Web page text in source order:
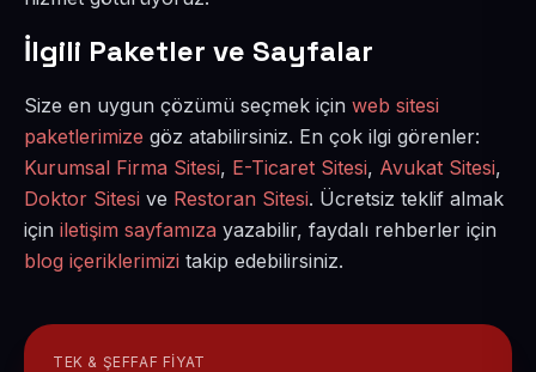
İlgili Paketler ve Sayfalar
Size en uygun çözümü seçmek için web sitesi
paketlerimize göz atabilirsiniz. En çok ilgi görenler:
Kurumsal Firma Sitesi, E-Ticaret Sitesi, Avukat Sitesi,
Doktor Sitesi ve Restoran Sitesi. Ücretsiz teklif almak
için iletişim sayfamıza yazabilir, faydalı rehberler için
blog içeriklerimizi takip edebilirsiniz.
TEK & ŞEFFAF FIYAT